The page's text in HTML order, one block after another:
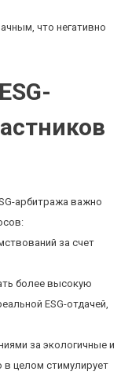
что негативно
арбитража важно
за счет
более высокую
ESG-отдачей,
за экологичные и
в целом стимулирует